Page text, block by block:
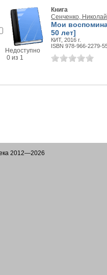
Недоступно
0 из 1
Книга
Сенченко,
Мои
50 лет]
КИТ, 2016 г.
ISBN 978-966-2279-
2012—2026